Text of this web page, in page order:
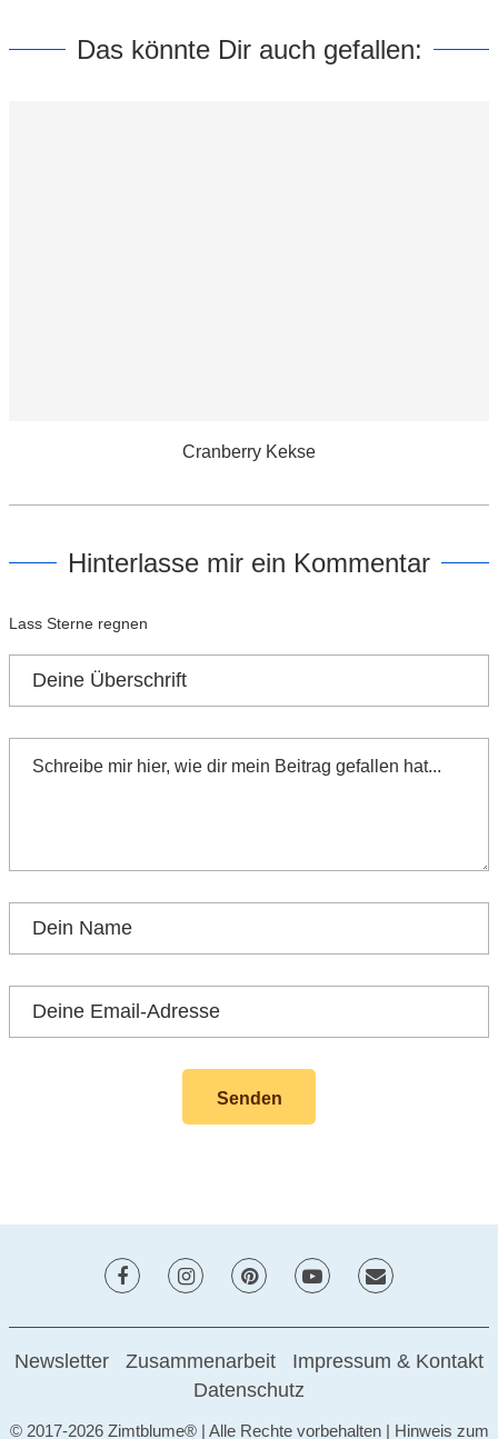
Das könnte Dir auch gefallen:
Cranberry Kekse
Hinterlasse mir ein Kommentar
Lass Sterne regnen
Newsletter Zusammenarbeit
Impressum & Kontakt
Datenschutz
© 2017-2026 Zimtblume® | Alle Rechte vorbehalten | Hinweis zum